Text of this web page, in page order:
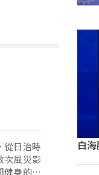
從日治時
次風災影
健身的去
白